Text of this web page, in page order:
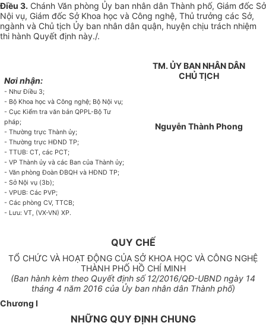
Điều 3. Chánh Văn phòng Ủy ban nhân dân Thành phố, Giám đốc Sở
Nội vụ, Giám đốc Sở Khoa học và Công nghệ, Thủ trưởng các Sở,
ngành và Chủ tịch Ủy ban nhân dân quận, huyện chịu trách nhiệm
thi hành Quyết định này./.
Nơi nhận:
- Như Điều 3;
- Bộ Khoa học và Công nghệ; Bộ Nội vụ;
- Cục Kiểm tra văn bản QPPL-Bộ Tư
pháp;
- Thường trực Thành ủy;
- Thường trực HĐND TP;
- TTUB: CT, các PCT;
- VP Thành ủy và các Ban của Thành ủy;
- Văn phòng Đoàn ĐBQH và HĐND TP;
- Sở Nội vụ (3b);
- VPUB: Các PVP;
- Các phòng CV, TTCB;
- Lưu: VT, (VX-VN) XP.
TM. ỦYBAN NHÂN DÂN
CHỦ TỊCH
Nguyễn Thành Phong
QUY CHẾ
TỔ CHỨC VÀ HOẠT ĐỘNG CỦA SỞ KHOA HỌC VÀ CÔNG NGHỆ
THÀNH PHỐ HỒ CHÍ MINH
(Ban hành kèm theo Quyết định số12/2016/QĐ-UBND ngày 14
tháng 4 năm 2016 của Ủy ban nhân dân Thành phố)
Chương I
NHỮNG QUY ĐỊNH CHUNG